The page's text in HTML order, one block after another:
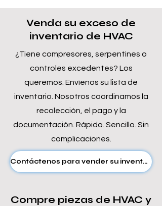
Venda su exceso de
inventario de HVAC
¿Tiene compresores, serpentines o
controles excedentes? Los
queremos. Envíenos su lista de
inventario. Nosotros coordinamos la
recolección, el pago y la
documentación. Rápido. Sencillo. Sin
complicaciones.
Contáctenos para vender su inventario
Compre piezas de HVAC y